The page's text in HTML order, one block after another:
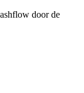
door de